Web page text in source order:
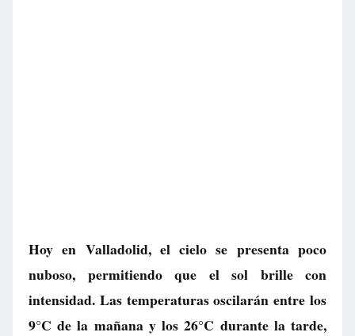
Hoy en Valladolid, el cielo se presenta poco
nuboso, permitiendo que el sol brille con
intensidad. Las temperaturas oscilarán entre los
9°C de la mañana y los 26°C durante la tarde,